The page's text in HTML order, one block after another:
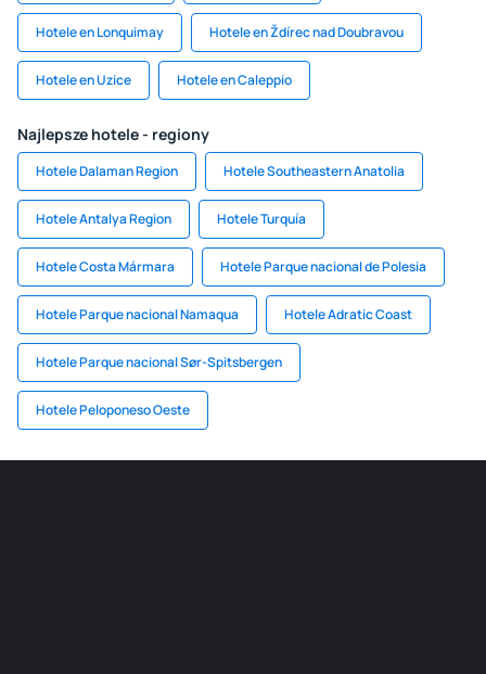
Hotele en Lonquimay Hotele en Ždírec nad Doubravou
Hotele en Uzice Hotele en Caleppio
Najlepsze hotele - regiony
Hotele Dalaman Region Hotele Southeastern Anatolia
Hotele Antalya Region Hotele Turquía
Hotele Costa Mármara Hotele Parque nacional de Polesia
Hotele Parque nacional Namaqua Hotele Adratic Coast
Hotele Parque nacional Sør-Spitsbergen
Hotele Peloponeso Oeste